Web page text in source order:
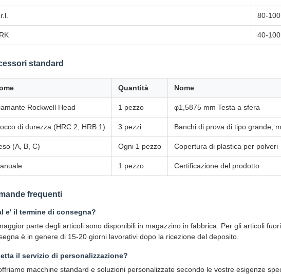
80-100
40-100
standard
Quantità Nome
Rockwell Head 1 pezzo φ1,5875 mm Testa a sfera
di durezza (HRC 2, HRB 1) 3 pezzi Banchi di prova di tipo grande,
(A, B, C) Ogni 1 pezzo Copertura di plastica per polveri
1 pezzo Certificazione del prodotto
frequenti
e' il termine di consegna?
parte degli articoli sono disponibili in magazzino in fabbrica. Per gli articoli
è in genere di 15-20 giorni lavorativi dopo la ricezione del deposito.
il servizio di personalizzazione?
macchine standard e soluzioni personalizzate secondo le vostre esigenze